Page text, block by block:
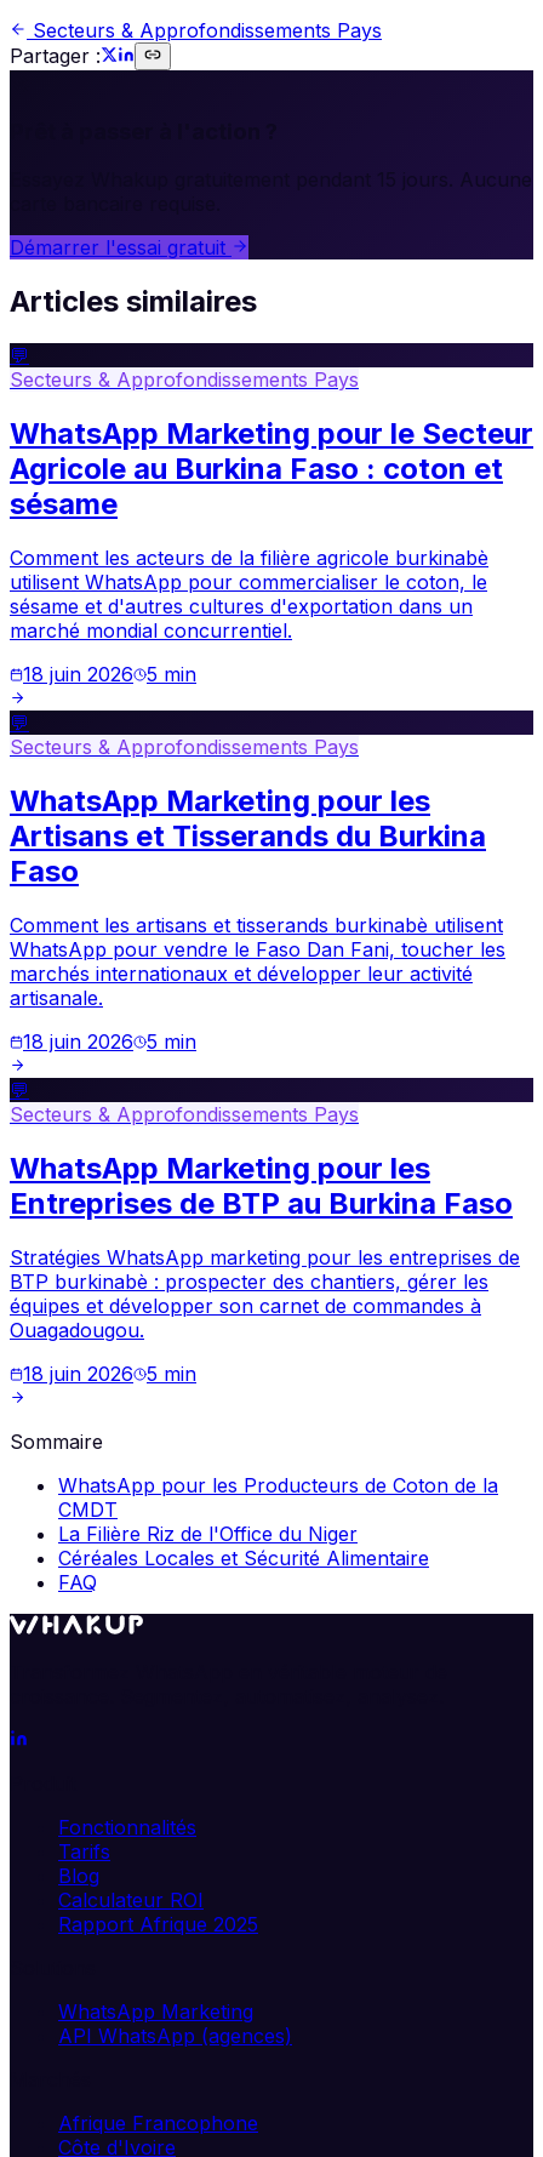
Secteurs & Approfondissements Pays
Partager :
Essayez Whakup gratuitement pendant 15 jours. Aucune
Démarrer l'essai gratuit
Articles similaires
💬
Secteurs & Approfondissements Pays
WhatsApp Marketing pour le Secteur
Agricole au Burkina Faso : coton et
sésame
Comment les acteurs de la filière agricole burkinabè
utilisent WhatsApp pour commercialiser le coton, le
sésame et d'autres cultures d'exportation dans un
marché mondial concurrentiel.
18 juin 2026 5 min
💬
Secteurs & Approfondissements Pays
WhatsApp Marketing pour les
Artisans et Tisserands du Burkina
Faso
Comment les artisans et tisserands burkinabè utilisent
WhatsApp pour vendre le Faso Dan Fani, toucher les
marchés internationaux et développer leur activité
artisanale.
18 juin 2026 5 min
💬
Secteurs & Approfondissements Pays
WhatsApp Marketing pour les
Entreprises de BTP au Burkina Faso
Stratégies WhatsApp marketing pour les entreprises de
BTP burkinabè : prospecter des chantiers, gérer les
équipes et développer son carnet de commandes à
Ouagadougou.
18 juin 2026 5 min
Sommaire
WhatsApp pour les Producteurs de Coton de la
CMDT
La Filière Riz de l'Office du Niger
Céréales Locales et Sécurité Alimentaire
FAQ
Fonctionnalités
Tarifs
Blog
Calculateur ROI
Rapport Afrique 2025
WhatsApp Marketing
API WhatsApp (agences)
Afrique Francophone
Côte d'Ivoire